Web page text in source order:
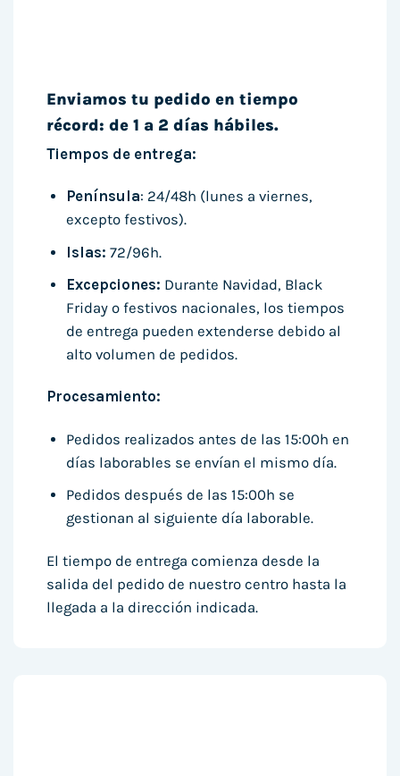
Enviamos tu pedido en tiempo
récord: de 1 a 2 días hábiles.
Tiempos de entrega:
Península: 24/48h (lunes a viernes,
excepto festivos).
Islas: 72/96h.
Excepciones: Durante Navidad, Black
Friday o festivos nacionales, los tiempos
de entrega pueden extenderse debido al
alto volumen de pedidos.
Procesamiento:
Pedidos realizados antes de las 15:00h en
días laborables se envían el mismo día.
Pedidos después de las 15:00h se
gestionan al siguiente día laborable.
El tiempo de entrega comienza desde la
salida del pedido de nuestro centro hasta la
llegada a la dirección indicada.